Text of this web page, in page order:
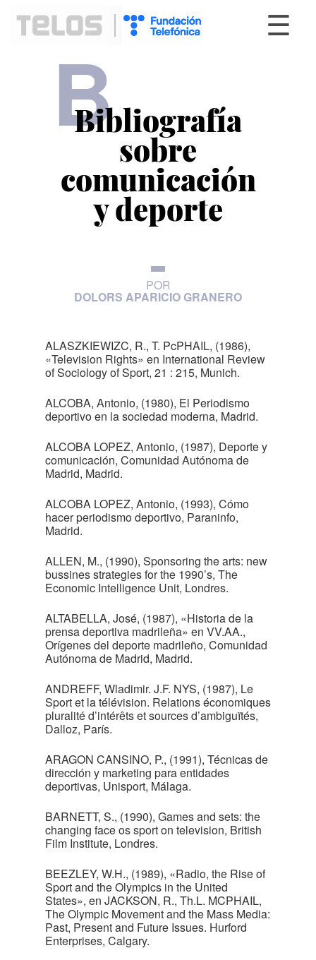
☰
B
Bibliografía
sobre
comunicación
y deporte
POR
DOLORS APARICIO GRANERO
ALASZKIEWIZC, R., T. PcPHAIL, (1986),
«Television Rights» en International Review
of Sociology of Sport, 21 : 215, Munich.
ALCOBA, Antonio, (1980), El Periodismo
deportivo en la sociedad moderna, Madrid.
ALCOBA LOPEZ, Antonio, (1987), Deporte y
comunicación, Comunidad Autónoma de
Madrid, Madrid.
ALCOBA LOPEZ, Antonio, (1993), Cómo
hacer periodismo deportivo, Paraninfo,
Madrid.
ALLEN, M., (1990), Sponsoring the arts: new
bussines strategies for the 1990’s, The
Economic Intelligence Unit, Londres.
ALTABELLA, José, (1987), «Historia de la
prensa deportiva madrileña» en VV.AA.,
Orígenes del deporte madrileño, Comunidad
Autónoma de Madrid, Madrid.
ANDREFF, Wladimir. J.F. NYS, (1987), Le
Sport et la télévision. Relations économiques
pluralité d’intérêts et sources d’ambiguïtés,
Dalloz, París.
ARAGON CANSINO, P., (1991), Técnicas de
dirección y marketing para entidades
deportivas, Unisport, Málaga.
BARNETT, S., (1990), Games and sets: the
changing face os sport on television, British
Film Institute, Londres.
BEEZLEY, W.H., (1989), «Radio, the Rise of
Sport and the Olympics in the United
States», en JACKSON, R., Th.L. MCPHAIL,
The Olympic Movement and the Mass Media:
Past, Present and Future Issues. Hurford
Enterprises, Calgary.